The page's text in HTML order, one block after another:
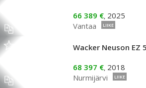
66 389 €, 2025
Vantaa
LIIKE
Wacker Neuson EZ
68 397 €, 2018
Nurmijärvi
LIIKE